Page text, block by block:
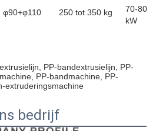
φ90+φ110 250 tot 350 kg
70-80
kW
PP-bandextrusielijn, PP-
PP-bandmachine, PP-
extruderingsmachine
bedrijf